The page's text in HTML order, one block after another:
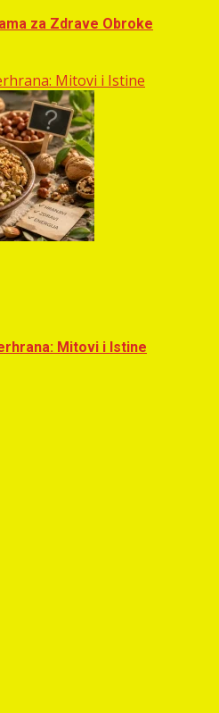
za Zdrave Obroke
Mitovi i Istine
Mitovi i Istine